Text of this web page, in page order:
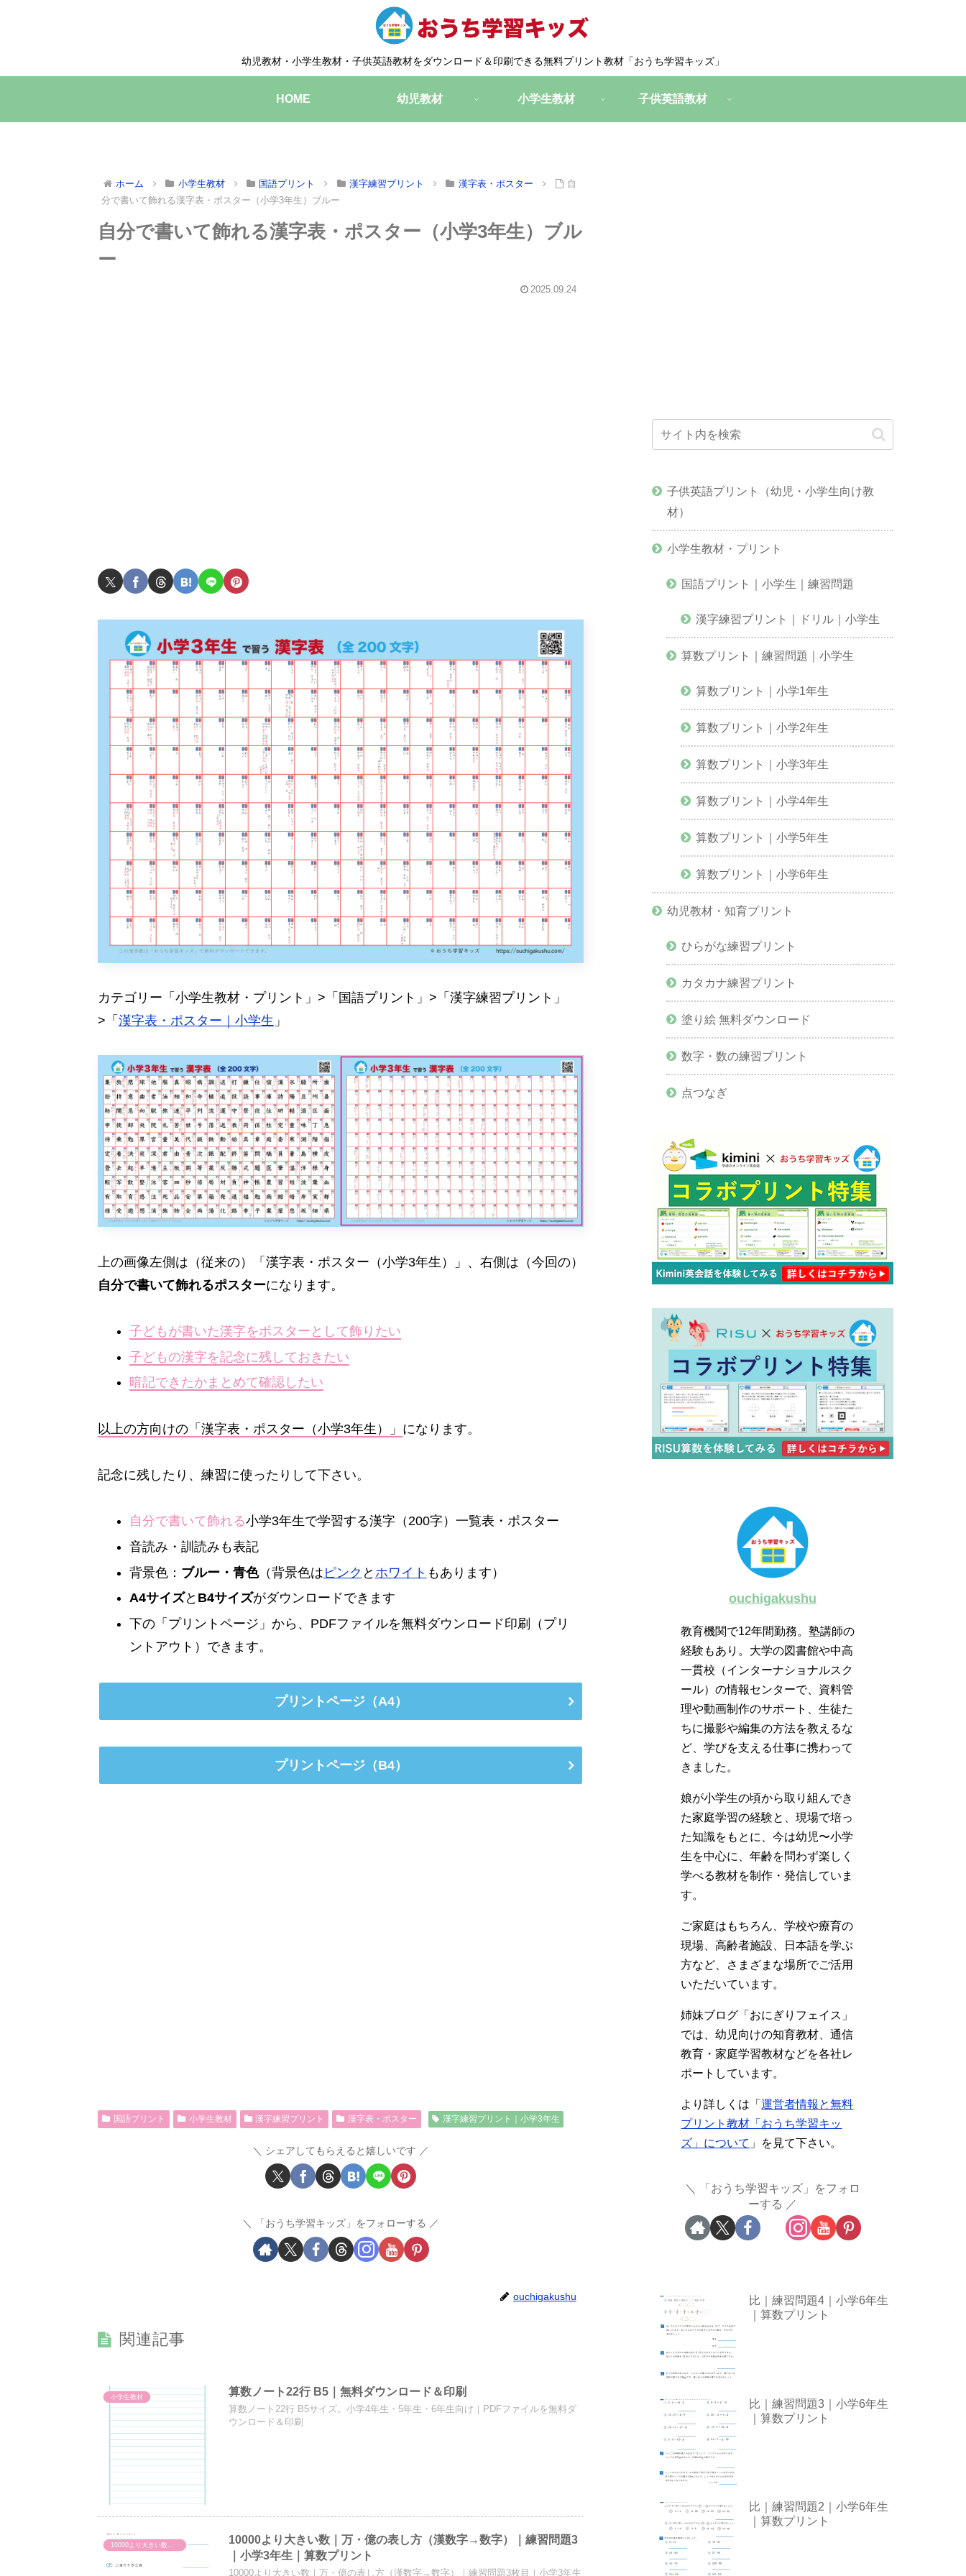
幼児教材・小学生教材・子供英語教材をダウンロード＆印刷できる無料プリント教材「おうち学習キッズ」
HOME 幼児教材 小学生教材 子供英語教材
ホーム 小学生教材 国語プリント 漢字練習プリント 漢字表・ポスター
自
分で書いて飾れる漢字表・ポスター（小学3年生）ブルー
自分で書いて飾れる漢字表・ポスター（小学3年生）ブル
ー
2025.09.24
カテゴリー「小学生教材・プリント」>「国語プリント」>「漢字練習プリント」
>「 漢字表・ポスター｜小学生 」
上の画像左側は（従来の）「漢字表・ポスター（小学3年生）」、右側は（今回の）
自分で書いて飾れるポスターになります。
子どもが書いた漢字をポスターとして飾りたい
子どもの漢字を記念に残しておきたい
暗記できたかまとめて確認したい
以上の方向けの「漢字表・ポスター（小学3年生）」 になります。
記念に残したり、練習に使ったりして下さい。
自分で書いて飾れる小学3年生で学習する漢字（200字）一覧表・ポスター
音読み・訓読みも表記
背景色： ブルー・青色（背景色は ピンク と ホワイト もあります）
A4サイズと B4サイズがダウンロードできます
下の「プリントページ」から、PDFファイルを無料ダウンロード印刷（プリ
ントアウト）できます。
プリントページ（A4）
プリントページ（B4）
国語プリント 小学生教材 漢字練習プリント 漢字表・ポスター 漢字練習プリント｜小学3年生
シェアしてもらえると嬉しいです
「おうち学習キッズ」をフォローする
ouchigakushu
関連記事
小学生教材 算数ノート22行 B5｜無料ダウンロード＆印刷
算数ノート22行 B5サイズ。小学4年生・5年生・6年生向け｜PDFファイルを無料ダ
ウンロード＆印刷
10000より大きい数（万・億の表し方・しくみ）
10000より大きい数｜万・億の表し方（漢数字→数字）｜練習問題3
｜小学3年生｜算数プリント
10000より大きい数｜万・億の表し方（漢数字→数字）｜練習問題3枚目｜小学3年生
子供英語プリント（幼児・小学生向け教
材）
小学生教材・プリント
国語プリント｜小学生｜練習問題
漢字練習プリント｜ドリル｜小学生
算数プリント｜練習問題｜小学生
算数プリント｜小学1年生
算数プリント｜小学2年生
算数プリント｜小学3年生
算数プリント｜小学4年生
算数プリント｜小学5年生
算数プリント｜小学6年生
幼児教材・知育プリント
ひらがな練習プリント
カタカナ練習プリント
塗り絵 無料ダウンロード
数字・数の練習プリント
点つなぎ
ouchigakushu
教育機関で12年間勤務。塾講師の
経験もあり。大学の図書館や中高
一貫校（インターナショナルスク
ール）の情報センターで、資料管
理や動画制作のサポート、生徒た
ちに撮影や編集の方法を教えるな
ど、学びを支える仕事に携わって
きました。
娘が小学生の頃から取り組んでき
た家庭学習の経験と、現場で培っ
た知識をもとに、今は幼児〜小学
生を中心に、年齢を問わず楽しく
学べる教材を制作・発信していま
す。
ご家庭はもちろん、学校や療育の
現場、高齢者施設、日本語を学ぶ
方など、さまざまな場所でご活用
いただいています。
姉妹ブログ「おにぎりフェイス」
では、幼児向けの知育教材、通信
教育・家庭学習教材などを各社レ
ポートしています。
より詳しくは「運営者情報と無料
プリント教材「おうち学習キッ
ズ」について 」を見て下さい。
「おうち学習キッズ」をフォロ
ーする
比｜練習問題4｜小学6年生
｜算数プリント
比｜練習問題3｜小学6年生
｜算数プリント
比｜練習問題2｜小学6年生
｜算数プリント